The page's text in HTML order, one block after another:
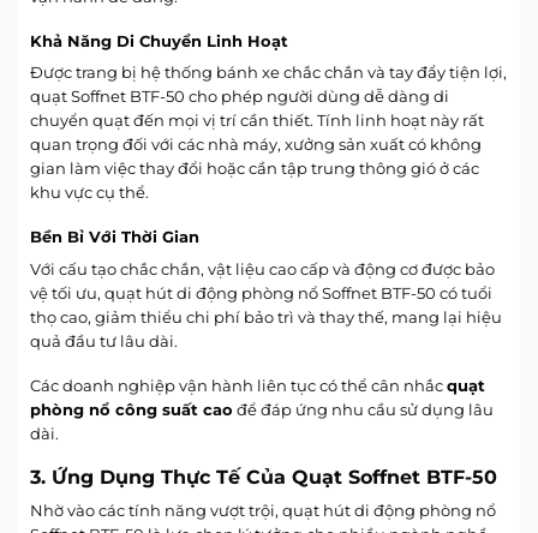
Khả Năng Di Chuyển Linh Hoạt
Được trang bị hệ thống bánh xe chắc chắn và tay đẩy tiện lợi,
quạt Soffnet BTF-50 cho phép người dùng dễ dàng di
chuyển quạt đến mọi vị trí cần thiết. Tính linh hoạt này rất
quan trọng đối với các nhà máy, xưởng sản xuất có không
gian làm việc thay đổi hoặc cần tập trung thông gió ở các
khu vực cụ thể.
Bền Bỉ Với Thời Gian
Với cấu tạo chắc chắn, vật liệu cao cấp và động cơ được bảo
vệ tối ưu, quạt hút di động phòng nổ Soffnet BTF-50 có tuổi
thọ cao, giảm thiểu chi phí bảo trì và thay thế, mang lại hiệu
quả đầu tư lâu dài.
Các doanh nghiệp vận hành liên tục có thể cân nhắcquạt
phòng nổ công suất cao để đáp ứng nhu cầu sử dụng lâu
dài.
3. Ứng Dụng Thực Tế Của Quạt Soffnet BTF-50
Nhờ vào các tính năng vượt trội, quạt hút di động phòng nổ